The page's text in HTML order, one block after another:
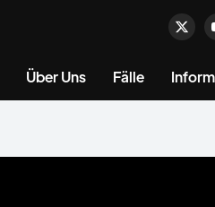
Über Uns Fälle